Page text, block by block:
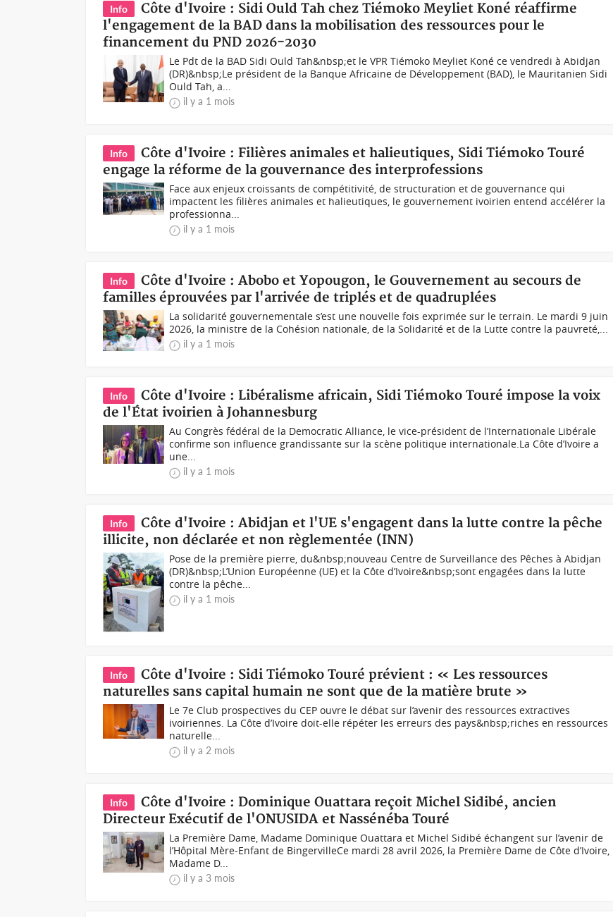
Info
Côte d'Ivoire : Sidi Ould Tah chez Tiémoko Meyliet Koné réaffirme
l'engagement de la BAD dans la mobilisation des ressources pour le
financement du PND 2026-2030
Le Pdt de la BAD Sidi Ould Tah&nbsp;et le VPR Tiémoko Meyliet Koné ce vendredi à Abidjan
(DR)&nbsp;Le président de la Banque Africaine de Développement (BAD), le Mauritanien Sidi
Ould Tah, a...
il y a 1 mois
Info
Côte d'Ivoire : Filières animales et halieutiques, Sidi Tiémoko Touré
engage la réforme de la gouvernance des interprofessions
Face aux enjeux croissants de compétitivité, de structuration et de gouvernance qui
impactent les filières animales et halieutiques, le gouvernement ivoirien entend accélérer la
professionna...
il y a 1 mois
Info
Côte d'Ivoire : Abobo et Yopougon, le Gouvernement au secours de
familles éprouvées par l'arrivée de triplés et de quadruplées
La solidarité gouvernementale s’est une nouvelle fois exprimée sur le terrain. Le mardi 9 juin
2026, la ministre de la Cohésion nationale, de la Solidarité et de la Lutte contre la pauvreté,...
il y a 1 mois
Info
Côte d'Ivoire : Libéralisme africain, Sidi Tiémoko Touré impose la voix
de l'État ivoirien à Johannesburg
Au Congrès fédéral de la Democratic Alliance, le vice-président de l’Internationale Libérale
confirme son influence grandissante sur la scène politique internationale.La Côte d’Ivoire a
une...
il y a 1 mois
Info
Côte d'Ivoire : Abidjan et l'UE s'engagent dans la lutte contre la pêche
illicite, non déclarée et non règlementée (INN)
Pose de la première pierre, du&nbsp;nouveau Centre de Surveillance des Pêches à Abidjan
(DR)&nbsp;L’Union Européenne (UE) et la Côte d’Ivoire&nbsp;sont engagées dans la lutte
contre la pêche...
il y a 1 mois
Info
Côte d'Ivoire : Sidi Tiémoko Touré prévient : « Les ressources
naturelles sans capital humain ne sont que de la matière brute »
Le 7e Club prospectives du CEP ouvre le débat sur l’avenir des ressources extractives
ivoiriennes. La Côte d’Ivoire doit-elle répéter les erreurs des pays&nbsp;riches en ressources
naturelle...
il y a 2 mois
Info
Côte d'Ivoire : Dominique Ouattara reçoit Michel Sidibé, ancien
Directeur Exécutif de l'ONUSIDA et Nassénéba Touré
La Première Dame, Madame Dominique Ouattara et Michel Sidibé échangent sur l’avenir de
l’Hôpital Mère-Enfant de BingervilleCe mardi 28 avril 2026, la Première Dame de Côte d’Ivoire,
Madame D...
il y a 3 mois